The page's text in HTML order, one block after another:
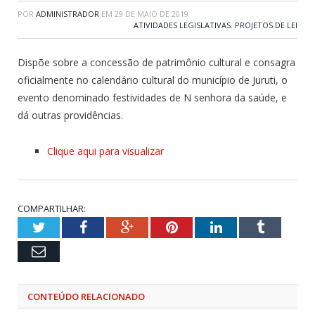
POR ADMINISTRADOR EM 29 DE MAIO DE 2019
ATIVIDADES LEGISLATIVAS, PROJETOS DE LEI
Dispõe sobre a concessão de patrimônio cultural e consagra
oficialmente no calendário cultural do município de Juruti, o
evento denominado festividades de N senhora da saúde, e
dá outras providências.
Clique aqui para visualizar
COMPARTILHAR:
TwitterFacebookGoogle+PinterestLinkedInTumblr
Email
CONTEÚDO RELACIONADO